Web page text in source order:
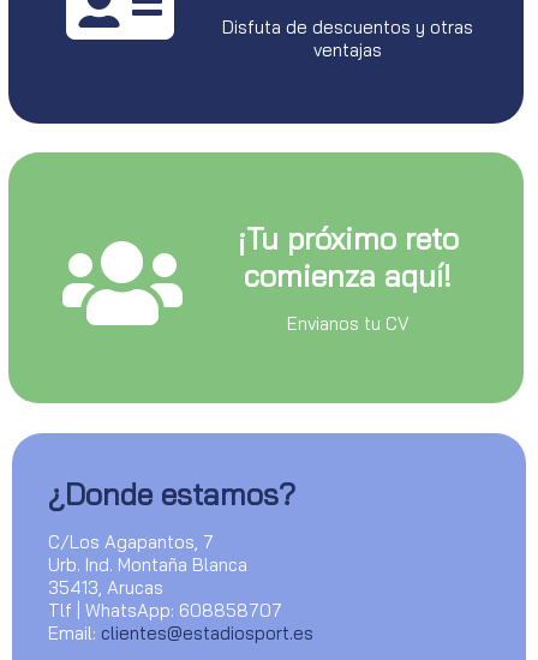
Disfuta de descuentos y otras
ventajas
¡Tu próximo reto
comienza aquí!
Envianos tu CV
¿Donde estamos?
C/Los Agapantos, 7
Urb. Ind. Montaña Blanca
35413, Arucas
Tlf | WhatsApp: 608858707
Email: clientes@estadiosport.es